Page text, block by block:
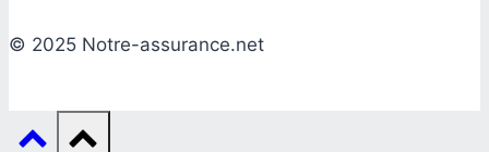
© 2025 Notre-assurance.net